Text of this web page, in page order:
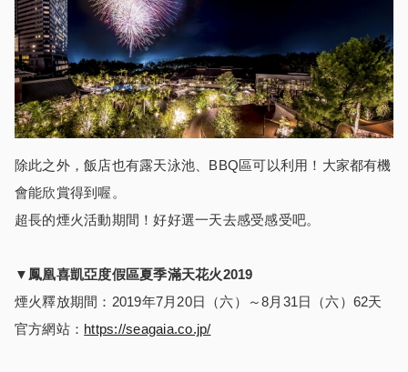
除此之外，飯店也有露天泳池、BBQ區可以利用！大家都有機
會能欣賞得到喔。
超長的煙火活動期間！好好選一天去感受感受吧。
▼鳳凰喜凱亞度假區夏季滿天花火2019
煙火釋放期間：2019年7月20日（六）～8月31日（六）62天
官方網站： https://seagaia.co.jp/